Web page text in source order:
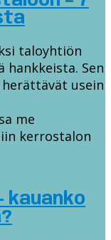
taloyhtiön
Sen
usein
me
kerrostalon
kauanko